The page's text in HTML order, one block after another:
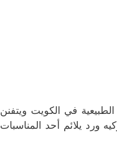
في الكويت ويتفنن
ورد يلائم أحد المناسبات